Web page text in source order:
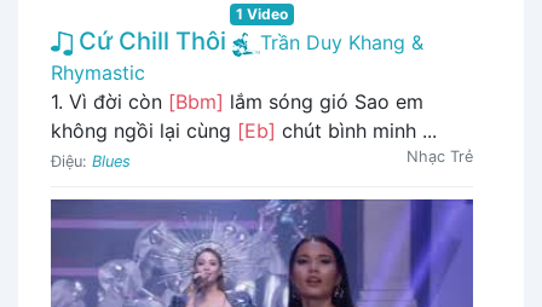
1 Video
Cứ Chill Thôi
Trần Duy Khang &
Rhymastic
1. Vì đời còn [Bbm] lắm sóng gió Sao em
không ngồi lại cùng [Eb] chút bình minh ...
Điệu: Blues Nhạc Trẻ